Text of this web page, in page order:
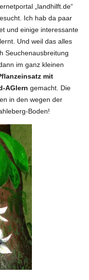
„landhilft.de“
Ich hab da paar
und einige interessante
Und weil das alles
Seuchenausbreitung
im ganz kleinen
mit
AGlern gemacht. Die
in den wegen der
Boden!